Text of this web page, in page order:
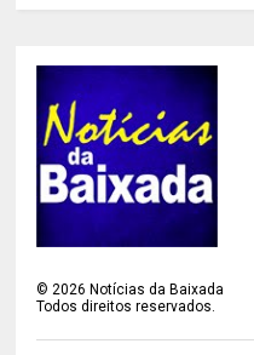
©2026 Notícias da Baixada
Todos direitos reservados.